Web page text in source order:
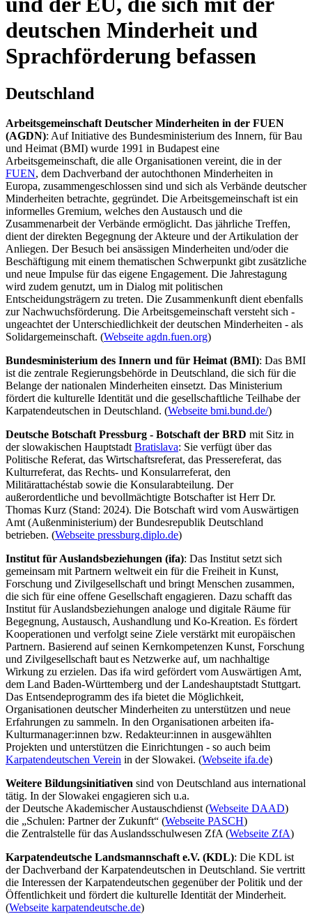
deutschen Minderheit und
Sprachförderung befassen
Deutschland
Arbeitsgemeinschaft Deutscher Minderheiten in der FUEN
(AGDN): Auf Initiative des Bundesministerium des Innern, für Bau
und Heimat (BMI) wurde 1991 in Budapest eine
Arbeitsgemeinschaft, die alle Organisationen vereint, die in der
FUEN, dem Dachverband der autochthonen Minderheiten in
Europa, zusammengeschlossen sind und sich als Verbände deutscher
Minderheiten betrachte, gegründet. Die Arbeitsgemeinschaft ist ein
informelles Gremium, welches den Austausch und die
Zusammenarbeit der Verbände ermöglicht. Das jährliche Treffen,
dient der direkten Begegnung der Akteure und der Artikulation der
Anliegen. Der Besuch bei ansässigen Minderheiten und/oder die
Beschäftigung mit einem thematischen Schwerpunkt gibt zusätzliche
und neue Impulse für das eigene Engagement. Die Jahrestagung
wird zudem genutzt, um in Dialog mit politischen
Entscheidungsträgern zu treten. Die Zusammenkunft dient ebenfalls
zur Nachwuchsförderung. Die Arbeitsgemeinschaft versteht sich -
ungeachtet der Unterschiedlichkeit der deutschen Minderheiten - als
Solidargemeinschaft. (Webseite agdn.fuen.org)
Bundesministerium des Innern und für Heimat (BMI): Das BMI
ist die zentrale Regierungsbehörde in Deutschland, die sich für die
Belange der nationalen Minderheiten einsetzt. Das Ministerium
fördert die kulturelle Identität und die gesellschaftliche Teilhabe der
Karpatendeutschen in Deutschland. (Webseite bmi.bund.de/)
Deutsche Botschaft Pressburg - Botschaft der BRD mit Sitz in
der slowakischen Hauptstadt Bratislava: Sie verfügt über das
Politische Referat, das Wirtschaftsreferat, das Pressereferat, das
Kulturreferat, das Rechts- und Konsularreferat, den
Militärattachéstab sowie die Konsularabteilung. Der
außerordentliche und bevollmächtigte Botschafter ist Herr Dr.
Thomas Kurz (Stand: 2024). Die Botschaft wird vom Auswärtigen
Amt (Außenministerium) der Bundesrepublik Deutschland
betrieben. (Webseite pressburg.diplo.de)
Institut für Auslandsbeziehungen (ifa): Das Institut setzt sich
gemeinsam mit Partnern weltweit ein für die Freiheit in Kunst,
Forschung und Zivilgesellschaft und bringt Menschen zusammen,
die sich für eine offene Gesellschaft engagieren. Dazu schafft das
Institut für Auslandsbeziehungen analoge und digitale Räume für
Begegnung, Austausch, Aushandlung und Ko-Kreation. Es fördert
Kooperationen und verfolgt seine Ziele verstärkt mit europäischen
Partnern. Basierend auf seinen Kernkompetenzen Kunst, Forschung
und Zivilgesellschaft baut es Netzwerke auf, um nachhaltige
Wirkung zu erzielen. Das ifa wird gefördert vom Auswärtigen Amt,
dem Land Baden-Württemberg und der Landeshauptstadt Stuttgart.
Das Entsendeprogramm des ifa bietet die Möglichkeit,
Organisationen deutscher Minderheiten zu unterstützen und neue
Erfahrungen zu sammeln. In den Organisationen arbeiten ifa-
Kulturmanager:innen bzw. Redakteur:innen in ausgewählten
Projekten und unterstützen die Einrichtungen - so auch beim
Karpatendeutschen Verein in der Slowakei. (Webseite ifa.de)
Weitere Bildungsinitiativen sind von Deutschland aus international
tätig. In der Slowakei engagieren sich u.a.
der Deutsche Akademischer Austauschdienst (Webseite DAAD)
die „Schulen: Partner der Zukunft“ (Webseite PASCH)
die Zentralstelle für das Auslandsschulwesen ZfA (Webseite ZfA)
Karpatendeutsche Landsmannschaft e.V. (KDL): Die KDL ist
der Dachverband der Karpatendeutschen in Deutschland. Sie vertritt
die Interessen der Karpatendeutschen gegenüber der Politik und der
Öffentlichkeit und fördert die kulturelle Identität der Minderheit.
(Webseite karpatendeutsche.de)